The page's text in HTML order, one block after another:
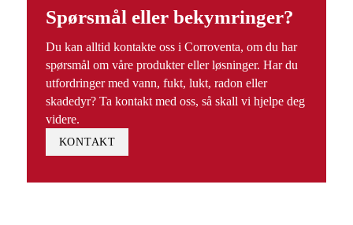
Visning av aktuell temperatur
Visning viftestatus På eller Av
Visning avfukting På eller Av
Visning radiosignalnivå
Grafisk presentasjon driftstid siste 12 måneder
Spørsmål eller bekymringer?
Du kan alltid kontakte oss i Corroventa, om du har
spørsmål om våre produkter eller løsninger. Har du
utfordringer med vann, fukt, lukt, radon eller
skadedyr? Ta kontakt med oss, så skall vi hjelpe deg
videre.
KONTAKT